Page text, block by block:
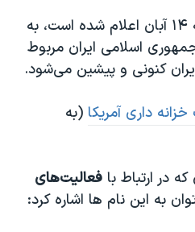
«سی‌پک»
بیشتر این نام‌ها که دوشنبه ۱۴ آبان اعلام شده است، به
اسلامی ایران مربوط
کنونی و پیشین می‌شود.
داری آمریکا (به
در ارتباط با فعالیت‌های
به این نام ها اشاره کرد: